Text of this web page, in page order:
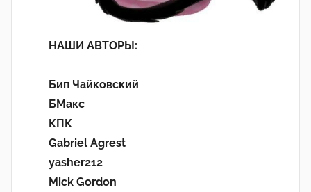
НАШИ АВТОРЫ:
Бип Чайковский
БМакс
КПК
Gabriel Agrest
yasher212
Mick Gordon